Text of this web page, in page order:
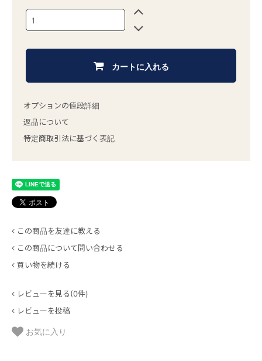
カートに入れる
オプションの値段詳細
返品について
特定商取引法に基づく表記
この商品を友達に教える
この商品について問い合わせる
買い物を続ける
レビューを見る(0件)
レビューを投稿
お気に入り